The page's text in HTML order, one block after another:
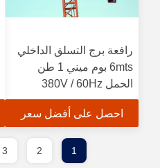
رافعة برج التسلق الداخلي
6mts بوم ميني 1 طن
الحمل 380V / 60Hz
الطاقة
احصل على أفضل سعر
1
2
3